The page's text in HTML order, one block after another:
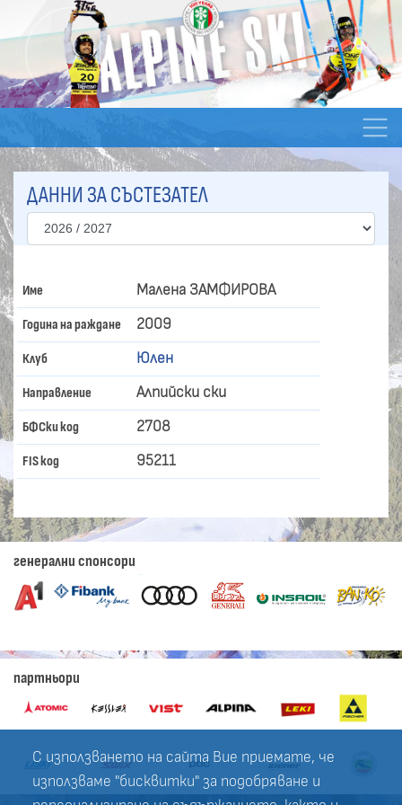
С използването на сайта Вие приемате, че
използваме "бисквитки" за подобряване и
ДАННИ ЗА СЪСТЕЗАТЕЛ
Име Малена ЗАМФИРОВА
Година на раждане 2009
Клуб Юлен
Направление Алпийски ски
БФСки код 2708
FIS код 95211
генерални спонсори
партньори